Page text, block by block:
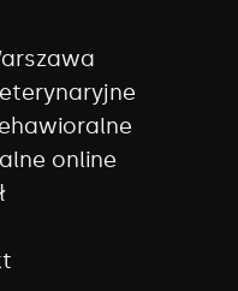
online